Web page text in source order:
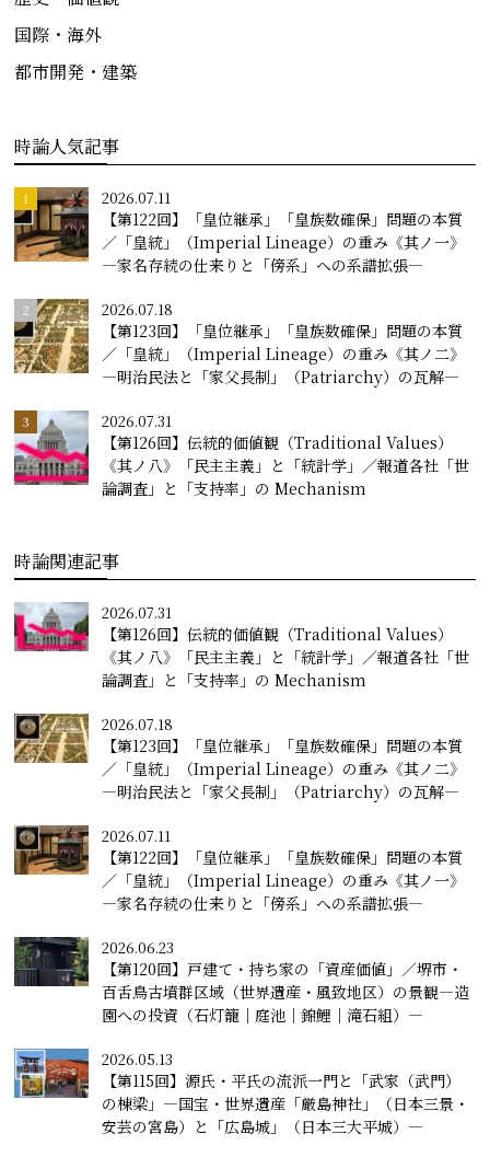
国際・海外
都市開発・建築
時論人気記事
2026.07.11
【第122回】「皇位継承」「皇族数確保」問題の本質
／「皇統」（Imperial Lineage）の重み《其ノ一》
―家名存続の仕来りと「傍系」への系譜拡張―
2026.07.18
【第123回】「皇位継承」「皇族数確保」問題の本質
／「皇統」（Imperial Lineage）の重み《其ノ二》
―明治民法と「家父長制」（Patriarchy）の瓦解―
2026.07.31
【第126回】伝統的価値観（Traditional Values）
《其ノ八》「民主主義」と「統計学」／報道各社「世
論調査」と「支持率」の Mechanism
時論関連記事
2026.07.31
【第126回】伝統的価値観（Traditional Values）
《其ノ八》「民主主義」と「統計学」／報道各社「世
論調査」と「支持率」の Mechanism
2026.07.18
【第123回】「皇位継承」「皇族数確保」問題の本質
／「皇統」（Imperial Lineage）の重み《其ノ二》
―明治民法と「家父長制」（Patriarchy）の瓦解―
2026.07.11
【第122回】「皇位継承」「皇族数確保」問題の本質
／「皇統」（Imperial Lineage）の重み《其ノ一》
―家名存続の仕来りと「傍系」への系譜拡張―
2026.06.23
【第120回】戸建て・持ち家の「資産価値」／堺市・
百舌鳥古墳群区域（世界遺産・風致地区）の景観―造
園への投資（石灯籠｜庭池｜錦鯉｜滝石組）―
2026.05.13
【第115回】源氏・平氏の流派一門と「武家（武門）
の棟梁」―国宝・世界遺産「厳島神社」（日本三景・
安芸の宮島）と「広島城」（日本三大平城）―